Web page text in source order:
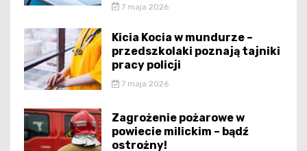
7 maja 2026
Kicia Kocia w mundurze –
przedszkolaki poznają tajniki
pracy policji
7 maja 2026
Zagrożenie pożarowe w
powiecie milickim – bądź
ostrożny!